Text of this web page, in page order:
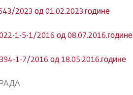
2023 од 01.02.2023.године
1-5-1/2016 од 08.07.2016.године
1-7/2016 од 18.05.2016.године